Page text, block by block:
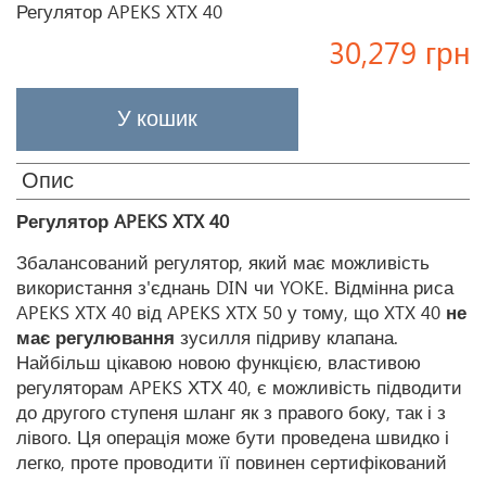
Регулятор APEKS XTX 40
30,279 грн
Опис
Регулятор APEKS XTX 40
Збалансований регулятор, який має можливість
використання з'єднань DIN чи YOKE. Відмінна риса
APEKS XTX 40 від APEKS XTX 50 у тому, що XTX 40 не
має регулювання зусилля підриву клапана.
Найбільш цікавою новою функцією, властивою
регуляторам APEKS ХТХ 40, є можливість підводити
до другого ступеня шланг як з правого боку, так і з
лівого. Ця операція може бути проведена швидко і
легко, проте проводити її повинен сертифікований